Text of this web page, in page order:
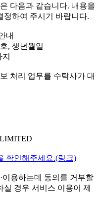
다음과 같습니다. 내용을
정하여 주시기 바랍니다.
내
, 생년월일
처리 업무를 수탁사가 대
확인해주세요.(링크)
이용하는데 동의를 거부할
경우 서비스 이용이 제